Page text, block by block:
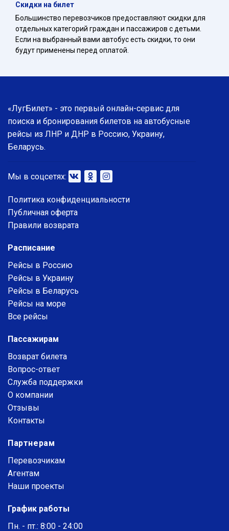
Скидки на билет
Большинство перевозчиков предоставляют скидки для
отдельных категорий граждан и пассажиров с детьми.
Если на выбранный вами автобус есть скидки, то они
будут применены перед оплатой.
«ЛугБилет» - это первый онлайн-сервис для
поиска и бронирования билетов на автобусные
рейсы из ЛНР и ДНР в Россию, Украину,
Беларусь.
Мы в соцсетях:
Политика конфиденциальности
Публичная оферта
Правили возврата
Расписание
Рейсы в Россию
Рейсы в Украину
Рейсы в Беларусь
Рейсы на море
Все рейсы
Пассажирам
Возврат билета
Вопрос-ответ
Служба поддержки
О компании
Отзывы
Контакты
Партнерам
Перевозчикам
Агентам
Наши проекты
График работы
Пн. - пт.: 8:00 - 24:00